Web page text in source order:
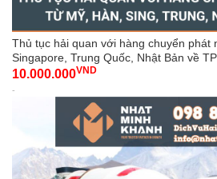
Thủ tục hải quan với hàng chuyển phát
Singapore, Trung Quốc, Nhật Bản về
10.000.000VND
-